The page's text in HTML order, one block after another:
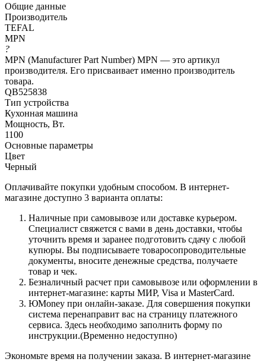
Общие данные
Производитель
TEFAL
MPN
?
MPN (Manufacturer Part Number) MPN — это артикул
производителя. Его присваивает именно производитель
товара.
QB525838
Тип устройства
Кухонная машина
Мощность, Вт.
1100
Основные параметры
Цвет
Черный
Оплачивайте покупки удобным способом. В интернет-
магазине доступно 3 варианта оплаты:
Наличные при самовывозе или доставке курьером.
Специалист свяжется с вами в день доставки, чтобы
уточнить время и заранее подготовить сдачу с любой
купюры. Вы подписываете товаросопроводительные
документы, вносите денежные средства, получаете
товар и чек.
Безналичный расчет при самовывозе или оформлении в
интернет-магазине: карты МИР, Visa и MasterCard.
ЮMoney при онлайн-заказе. Для совершения покупки
система перенаправит вас на страницу платежного
сервиса. Здесь необходимо заполнить форму по
инструкции.(Временно недоступно)
Экономьте время на получении заказа. В интернет-магазине